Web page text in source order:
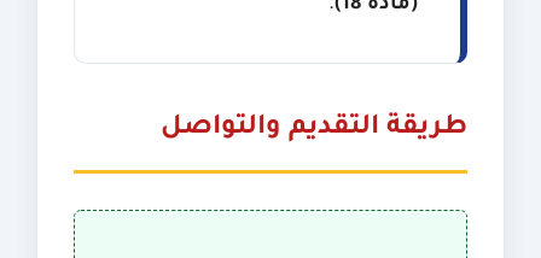
(مادة 18)
.
طريقة التقديم والتواصل